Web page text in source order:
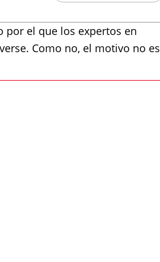
por el que los expertos en
Como no, el motivo no es